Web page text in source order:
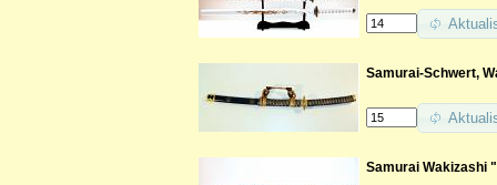
Samurai-Schwert,
Samurai Wakizashi